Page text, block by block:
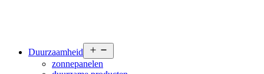
Duurzaamheid
menu
zonnepanelen